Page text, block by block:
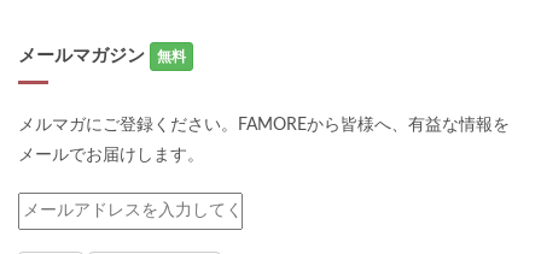
メールマガジン 無料
メルマガにご登録ください。FAMOREから皆様へ、有益な情報を
メールでお届けします。